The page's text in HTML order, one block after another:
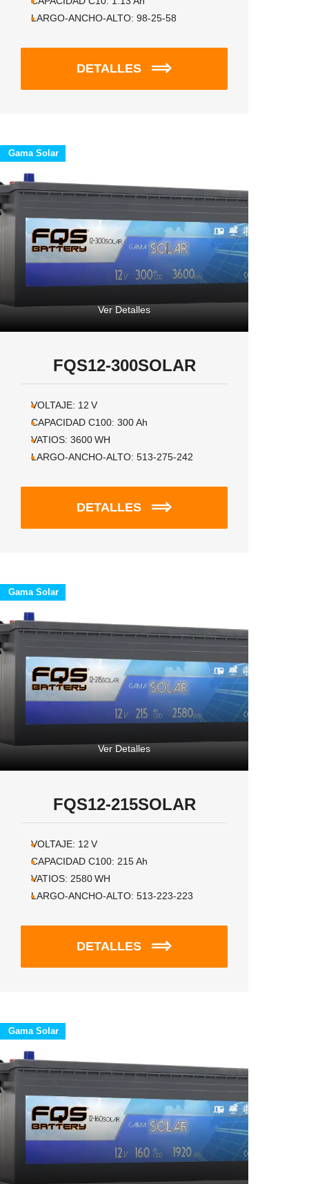
LARGO-ANCHO-ALTO: 98-25-58
DETALLES
Gama Solar
Ver Detalles
FQS12-300SOLAR
VOLTAJE: 12 V
CAPACIDAD C100: 300Ah
VATIOS: 3600WH
LARGO-ANCHO-ALTO: 513-275-242
DETALLES
Gama Solar
Ver Detalles
FQS12-215SOLAR
VOLTAJE: 12 V
CAPACIDAD C100: 215Ah
VATIOS: 2580WH
LARGO-ANCHO-ALTO: 513-223-223
DETALLES
Gama Solar